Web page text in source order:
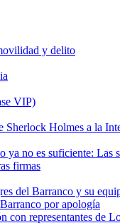
y delito
VIP)
Sherlock Holmes a la
ya no es suficiente:
firmas
por apología